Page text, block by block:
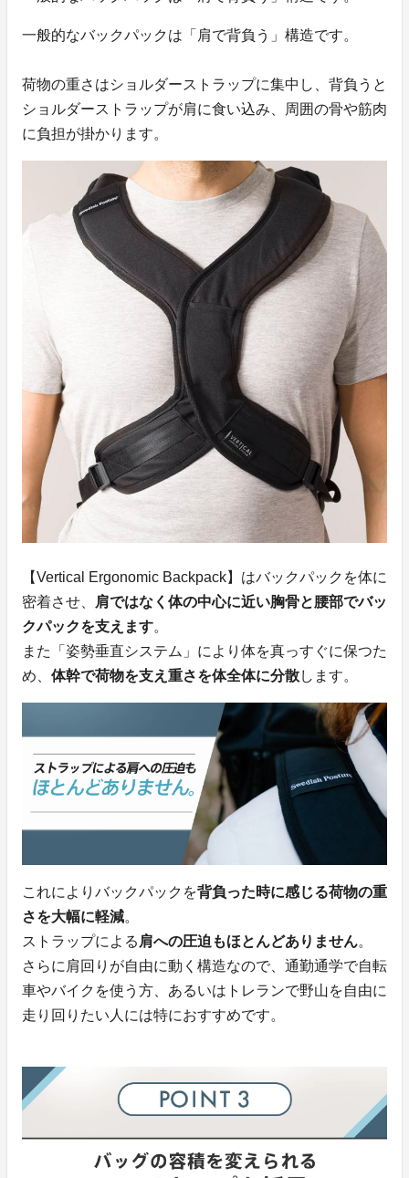
一般的なバックパックは「肩で背負う」構造です。
荷物の重さはショルダーストラップに集中し、背負うと
ショルダーストラップが肩に食い込み、周囲の骨や筋肉
に負担が掛かります。
【Vertical Ergonomic Backpack】はバックパックを体に
密着させ、
肩ではなく体の中心に近い胸骨と腰部でバッ
クパックを支えます。
また「姿勢垂直システム」により体を真っすぐに保つた
め、 体幹で荷物を支え重さを体全体に分散します。
これによりバックパックを背負った時に感じる荷物の重
さを大幅に軽減。
ストラップによる 肩への圧迫もほとんどありません。
さらに肩回りが自由に動く構造なので、通勤通学で自転
車やバイクを使う方、あるいはトレランで野山を自由に
走り回りたい人には特におすすめです。